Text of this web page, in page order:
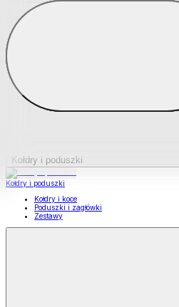
Podkładki na materace
Materace nawierzchniowe
Kołdry i poduszki
Kołdry i poduszki
Kołdry i koce
Poduszki i zagłówki
Zestawy